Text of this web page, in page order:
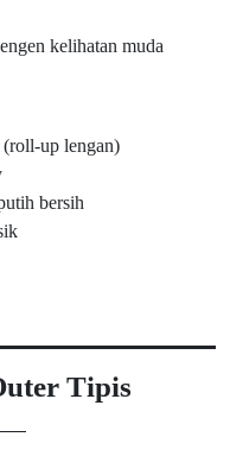
kelihatan muda
up lengan)
bersih
Tipis